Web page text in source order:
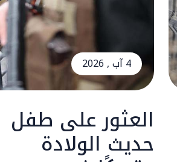
4 آب , 2026
العثور على طفل
حديث الولادة